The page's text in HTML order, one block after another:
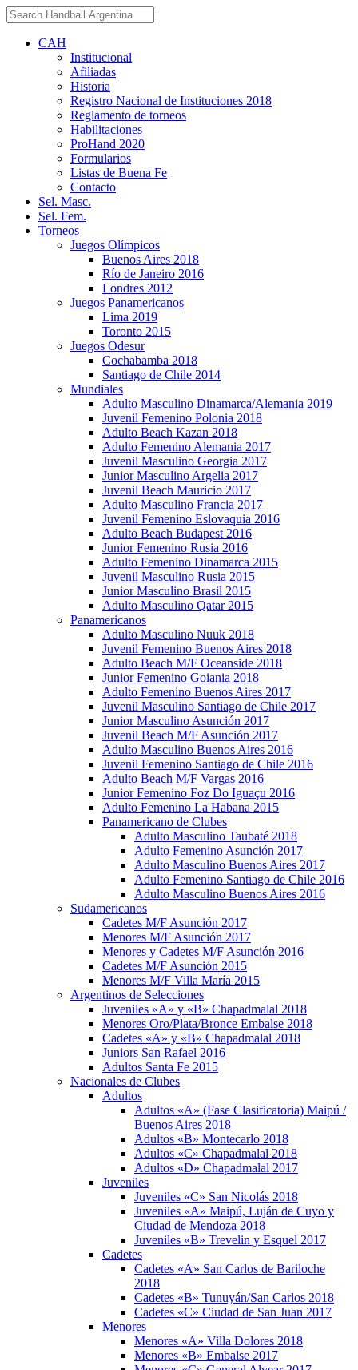
CAH
Institucional
Afiliadas
Historia
Registro Nacional de Instituciones 2018
Reglamento de torneos
Habilitaciones
ProHand 2020
Formularios
Listas de Buena Fe
Contacto
Sel. Masc.
Sel. Fem.
Torneos
Juegos Olímpicos
Buenos Aires 2018
Río de Janeiro 2016
Londres 2012
Juegos Panamericanos
Lima 2019
Toronto 2015
Juegos Odesur
Cochabamba 2018
Santiago de Chile 2014
Mundiales
Adulto Masculino Dinamarca/Alemania 2019
Juvenil Femenino Polonia 2018
Adulto Beach Kazan 2018
Adulto Femenino Alemania 2017
Juvenil Masculino Georgia 2017
Junior Masculino Argelia 2017
Juvenil Beach Mauricio 2017
Adulto Masculino Francia 2017
Juvenil Femenino Eslovaquia 2016
Adulto Beach Budapest 2016
Junior Femenino Rusia 2016
Adulto Femenino Dinamarca 2015
Juvenil Masculino Rusia 2015
Junior Masculino Brasil 2015
Adulto Masculino Qatar 2015
Panamericanos
Adulto Masculino Nuuk 2018
Juvenil Femenino Buenos Aires 2018
Adulto Beach M/F Oceanside 2018
Junior Femenino Goiania 2018
Adulto Femenino Buenos Aires 2017
Juvenil Masculino Santiago de Chile 2017
Junior Masculino Asunción 2017
Juvenil Beach M/F Asunción 2017
Adulto Masculino Buenos Aires 2016
Juvenil Femenino Santiago de Chile 2016
Adulto Beach M/F Vargas 2016
Junior Femenino Foz Do Iguaçu 2016
Adulto Femenino La Habana 2015
Panamericano de Clubes
Adulto Masculino Taubaté 2018
Adulto Femenino Asunción 2017
Adulto Masculino Buenos Aires 2017
Adulto Femenino Santiago de Chile 2016
Adulto Masculino Buenos Aires 2016
Sudamericanos
Cadetes M/F Asunción 2017
Menores M/F Asunción 2017
Menores y Cadetes M/F Asunción 2016
Cadetes M/F Asunción 2015
Menores M/F Villa María 2015
Argentinos de Selecciones
Juveniles «A» y «B» Chapadmalal 2018
Menores Oro/Plata/Bronce Embalse 2018
Cadetes «A» y «B» Chapadmalal 2018
Juniors San Rafael 2016
Adultos Santa Fe 2015
Nacionales de Clubes
Adultos
Adultos «A» (Fase Clasificatoria) Maipú /
Buenos Aires 2018
Adultos «B» Montecarlo 2018
Adultos «C» Chapadmalal 2018
Adultos «D» Chapadmalal 2017
Juveniles
Juveniles «C» San Nicolás 2018
Juveniles «A» Maipú, Luján de Cuyo y
Ciudad de Mendoza 2018
Juveniles «B» Trevelin y Esquel 2017
Cadetes
Cadetes «A» San Carlos de Bariloche
2018
Cadetes «B» Tunuyán/San Carlos 2018
Cadetes «C» Ciudad de San Juan 2017
Menores
Menores «A» Villa Dolores 2018
Menores «B» Embalse 2017